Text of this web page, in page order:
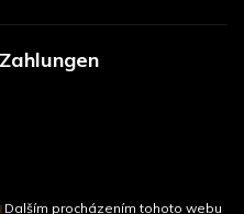
procházením tohoto webu